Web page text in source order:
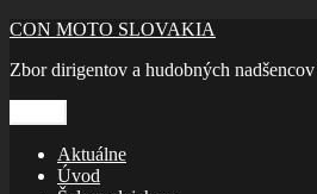
Prejsť
obsah
CON MOTO SLOVAKIA
Zbor dirigentov a hudobných
Aktuálne
Úvod